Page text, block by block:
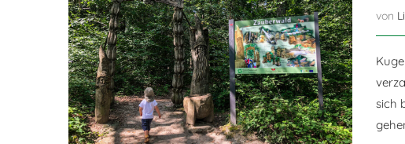
von
sich